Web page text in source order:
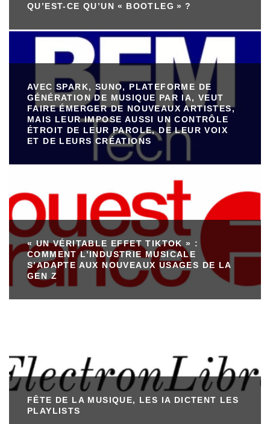
QU’EST-CE QU’UN « BOOTLEG » ?
AVEC SPARK, SUNO, PLATEFORME DE
GÉNÉRATION DE MUSIQUE PAR IA, VEUT
FAIRE ÉMERGER DE NOUVEAUX ARTISTES,
MAIS LEUR IMPOSE AUSSI UN CONTRÔLE
ÉTROIT DE LEUR PAROLE, DE LEUR VOIX
ET DE LEURS CRÉATIONS
« UN VÉRITABLE EFFET TIKTOK » :
COMMENT L’INDUSTRIE MUSICALE
S’ADAPTE AUX NOUVEAUX USAGES DE LA
GEN Z
FÊTE DE LA MUSIQUE, LES IA DICTENT LES
PLAYLISTS